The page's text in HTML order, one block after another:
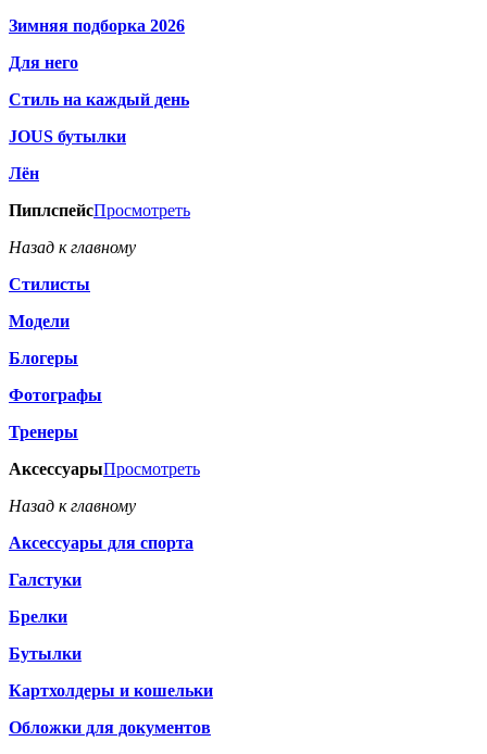
Зимняя подборка 2026
Для него
Стиль на каждый день
JOUS бутылки
Лён
ПиплспейсПросмотреть
Назад к главному
Стилисты
Модели
Блогеры
Фотографы
Тренеры
АксессуарыПросмотреть
Назад к главному
Аксессуары для спорта
Галстуки
Брелки
Бутылки
Картхолдеры и кошельки
Обложки для документов